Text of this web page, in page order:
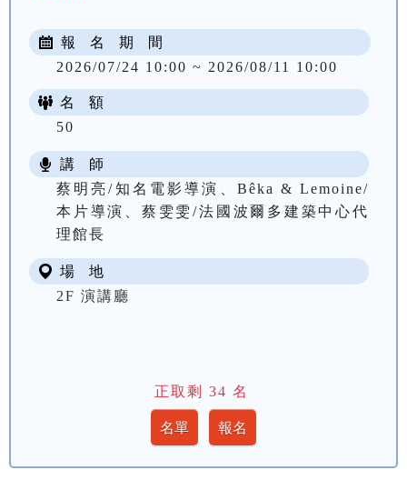
報 名 期 間
2026/07/24 10:00 ~ 2026/08/11 10:00
名 額
50
講 師
蔡明亮/知名電影導演、Bêka & Lemoine/
本片導演、蔡雯雯/法國波爾多建築中心代
理館長
場 地
2F 演講廳
正取剩 34 名